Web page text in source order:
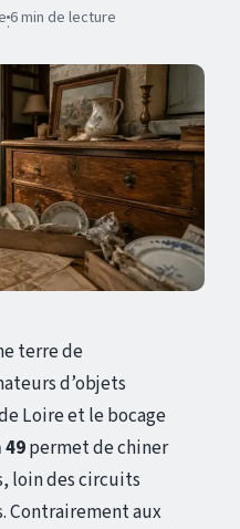
·6 min de lecture
terre de
d’objets
Loire et le bocage
permet de chiner
loin des circuits
Contrairement aux